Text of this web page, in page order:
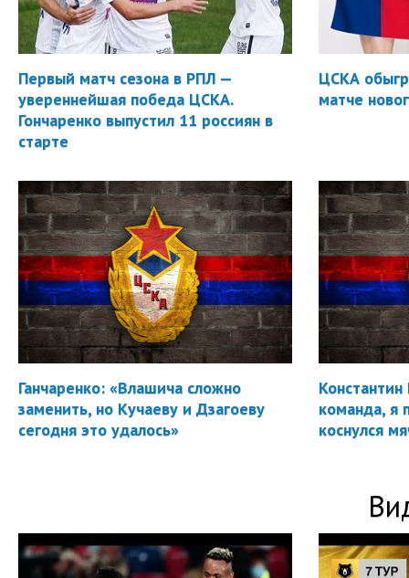
Первый матч сезона в РПЛ —
увереннейшая победа ЦСКА.
Гончаренко выпустил 11 россиян в
старте
ЦСКА
матче
Ганчаренко: «Влашича сложно
заменить, но Кучаеву и Дзагоеву
сегодня это удалось»
Константин
команда, я
коснулся